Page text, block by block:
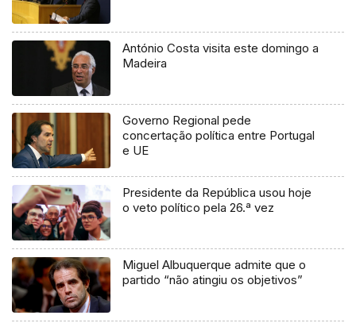
António Costa visita este domingo a
Madeira
Governo Regional pede
concertação política entre Portugal
e UE
Presidente da República usou hoje
o veto político pela 26.ª vez
Miguel Albuquerque admite que o
partido “não atingiu os objetivos”